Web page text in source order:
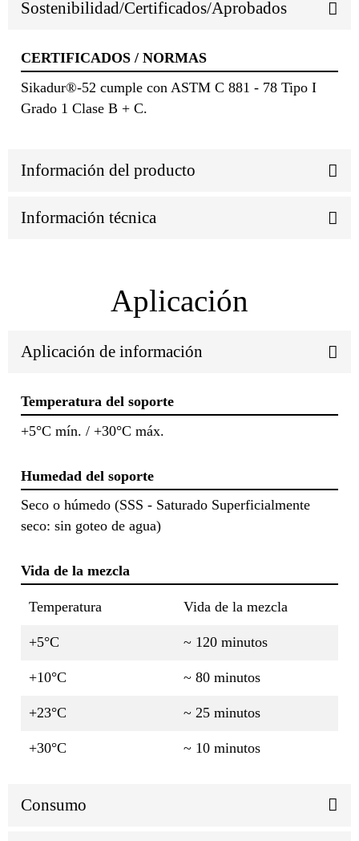
Sostenibilidad/Certificados/Aprobados
CERTIFICADOS / NORMAS
Sikadur®-52 cumple con ASTM C 881 - 78 Tipo I
Grado 1 Clase B + C.
Información del producto
Información técnica
Aplicación
Aplicación de información
Temperatura del soporte
+5°C mín. / +30°C máx.
Humedad del soporte
Seco o húmedo (SSS - Saturado Superficialmente
seco: sin goteo de agua)
Vida de la mezcla
Temperatura Vida de la mezcla
+5°C ~ 120 minutos
+10°C ~ 80 minutos
+23°C ~ 25 minutos
+30°C ~ 10 minutos
Consumo